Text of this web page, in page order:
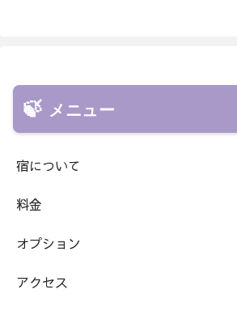
メニュー
宿について
料金
オプション
アクセス